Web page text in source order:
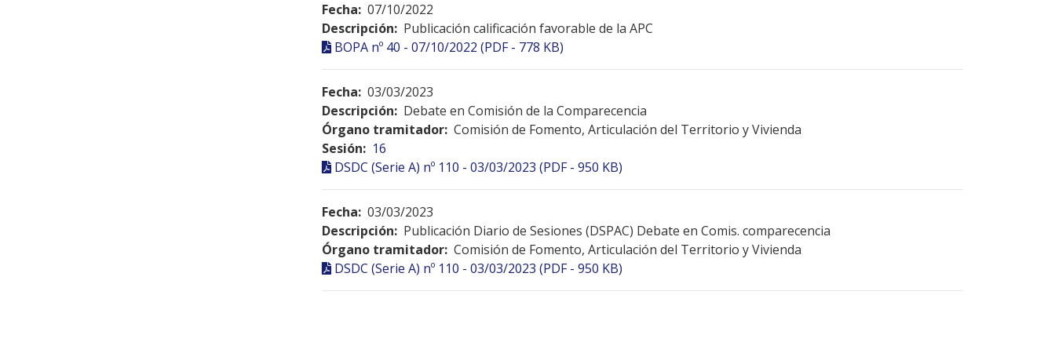
Fecha: 07/10/2022
Descripción: Publicación calificación favorable de la APC
BOPA nº 40 - 07/10/2022 (PDF - 778 KB)
Fecha: 03/03/2023
Descripción: Debate en Comisión de la Comparecencia
Órgano tramitador: Comisión de Fomento, Articulación del Territorio y Vivienda
Sesión: 16
DSDC (Serie A) nº 110 - 03/03/2023 (PDF - 950 KB)
Fecha: 03/03/2023
Descripción: Publicación Diario de Sesiones (DSPAC) Debate en Comis. comparecencia
Órgano tramitador: Comisión de Fomento, Articulación del Territorio y Vivienda
DSDC (Serie A) nº 110 - 03/03/2023 (PDF - 950 KB)